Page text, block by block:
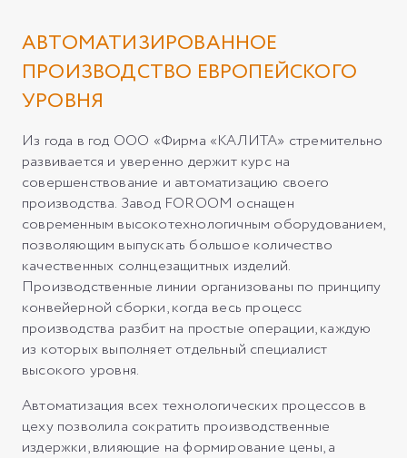
АВТОМАТИЗИРОВАННОЕ
ПРОИЗВОДСТВО ЕВРОПЕЙСКОГО
УРОВНЯ
Из года в год ООО «Фирма «КАЛИТА» стремительно
развивается и уверенно держит курс на
совершенствование и автоматизацию своего
производства. Завод FOROOM оснащен
современным высокотехнологичным оборудованием,
позволяющим выпускать большое количество
качественных солнцезащитных изделий.
Производственные линии организованы по принципу
конвейерной сборки, когда весь процесс
производства разбит на простые операции, каждую
из которых выполняет отдельный специалист
высокого уровня.
Автоматизация всех технологических процессов в
цеху позволила сократить производственные
издержки, влияющие на формирование цены, а